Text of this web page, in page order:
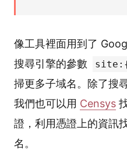
像工具裡面用到了
搜尋引擎的參數
掃更多子域名。除了搜
我們也可以用 Censys
證，利用憑證上的資訊
名。